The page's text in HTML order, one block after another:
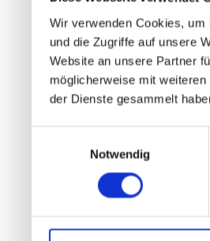
Wir verwenden Cookies,
und die Zugriffe auf unsere
Website an unsere Partner
möglicherweise mit
der Dienste gesammelt
Notwendig
Der